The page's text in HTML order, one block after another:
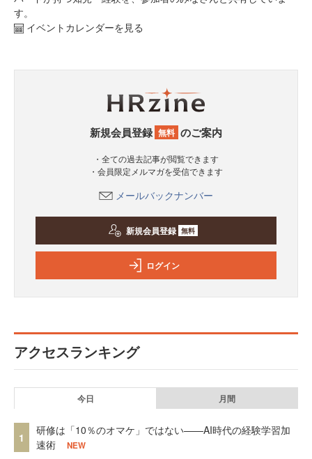
す。
イベントカレンダーを見る
新規会員登録 無料 のご案内
・全ての過去記事が閲覧できます
・会員限定メルマガを受信できます
メールバックナンバー
新規会員登録 無料
ログイン
アクセスランキング
今日 月間
1
研修は「10％のオマケ」ではない——AI時代の経験学習加
速術
NEW